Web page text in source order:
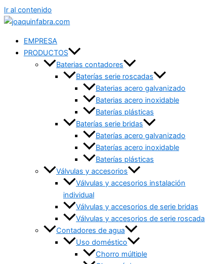
Ir al contenido
EMPRESA
PRODUCTOS
Baterias contadores
Baterías serie roscadas
Baterias acero galvanizado
Baterias acero inoxidable
Baterías plásticas
Baterías serie bridas
Baterías acero galvanizado
Baterías acero inoxidable
Baterías plásticas
Válvulas y accesorios
Válvulas y accesorios instalación
individual
Válvulas y accesorios de serie bridas
Válvulas y accesorios de serie roscada
Contadores de agua
Uso doméstico
Chorro múltiple